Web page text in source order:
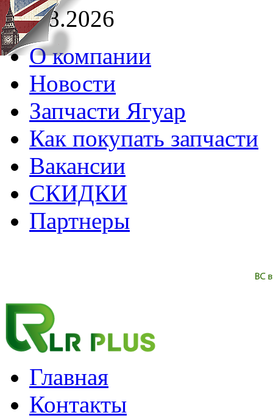
06.08.2026
О компании
Новости
Запчасти Ягуар
Как покупать запчасти
Вакансии
СКИДКИ
Партнеры
Главная
Контакты